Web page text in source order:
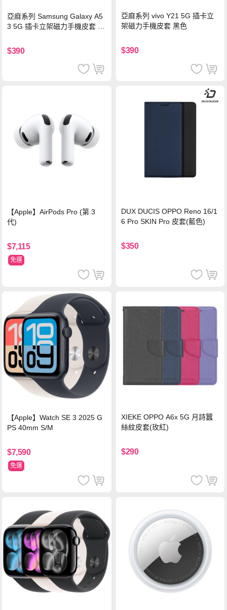
亞麻系列 Samsung Galaxy A5
3 5G 插卡立架磁力手機皮套 藍
$390
亞麻系列 vivo Y21 5G 插卡立
架磁力手機皮套 黑色
$390
【Apple】AirPods Pro (第 3
代)
$7,115
免運
DUX DUCIS OPPO Reno 16/1
6 Pro SKIN Pro 皮套(藍色)
$350
【Apple】Watch SE 3 2025 G
PS 40mm S/M
$7,590
免運
XIEKE OPPO A6x 5G 月詩蠶
絲紋皮套(玫紅)
$290